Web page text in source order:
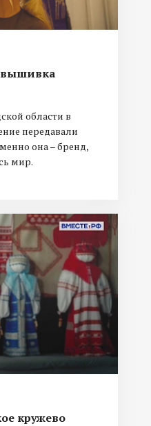
вышивка
области в
передавали
она – бренд,
мир.
кружево